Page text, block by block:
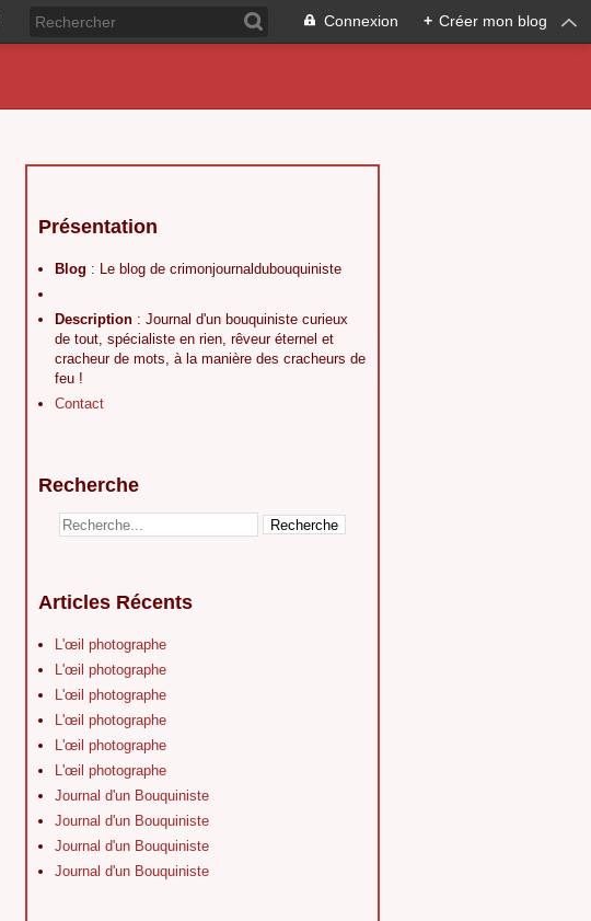
Connexion + Créer mon blog
Présentation
Blog : Le blog de crimonjournaldubouquiniste
Description : Journal d'un bouquiniste curieux
de tout, spécialiste en rien, rêveur éternel et
cracheur de mots, à la manière des cracheurs de
feu !
Contact
Recherche
Articles Récents
L'œil photographe
L'œil photographe
L'œil photographe
L'œil photographe
L'œil photographe
L'œil photographe
Journal d'un Bouquiniste
Journal d'un Bouquiniste
Journal d'un Bouquiniste
Journal d'un Bouquiniste